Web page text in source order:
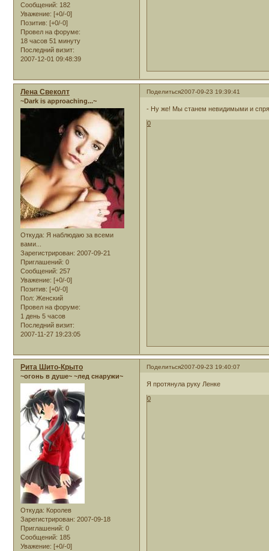
Сообщений: 182
Уважение: [+0/-0]
Позитив: [+0/-0]
Провел на форуме:
18 часов 51 минуту
Последний визит:
2007-12-01 09:48:39
Поделиться2007-09-23 19:39:41
Лена Свеколт
~Dark is approaching...~
Откуда: Я наблюдаю за всеми
вами...
Зарегистрирован: 2007-09-21
Приглашений: 0
Сообщений: 257
Уважение: [+0/-0]
Позитив: [+0/-0]
Пол: Женский
Провел на форуме:
1 день 5 часов
Последний визит:
2007-11-27 19:23:05
- Ну же! Мы станем невидимыми и
0
Поделиться2007-09-23 19:40:07
Рита Шито-Крыто
~огонь в душе~ ~лед снаружи~
Откуда: Королев
Зарегистрирован: 2007-09-18
Приглашений: 0
Сообщений: 185
Уважение: [+0/-0]
Я протянула руку Ленке
0